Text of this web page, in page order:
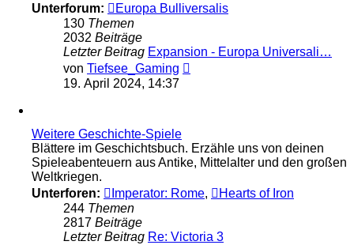
Unterforum:
Europa Bulliversalis
130 Themen
2032 Beiträge
Letzter Beitrag Expansion - Europa Universali…
von Tiefsee_Gaming
19. April 2024, 14:37
Weitere Geschichte-Spiele
Blättere im Geschichtsbuch. Erzähle uns von deinen
Spieleabenteuern aus Antike, Mittelalter und den großen
Weltkriegen.
Unterforen:
Imperator: Rome,
Hearts of Iron
244 Themen
2817 Beiträge
Letzter Beitrag Re: Victoria 3